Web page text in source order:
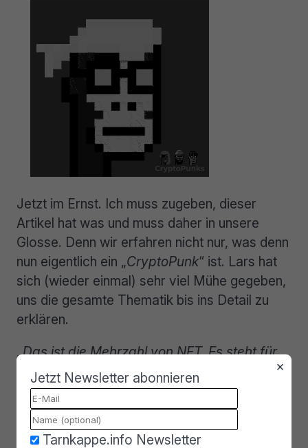
Jetzt im Ernst. Ich muss zugeben, dieser
Artikel hat was und muss daher in unsere
Glosse. Denn wir erfahren nicht nur, was denn
nun eigentlich ein „CryptoPunk“ ist. Lars hat
sich (wieder einmal) sehr viel Mühe gegeben,
uns die gesamte Thematik bis ins Detail zu
erklären.
„Das ist die Mehrzahl von NFT. Es steht für
die Abkürzung für „Non-Fungible Token“.
Jetzt ist man aber noch nicht wirklich
schlauer, oder? Nicht „fungible“ (= nicht
austauschbare) Werte können wie hier auch
×
Jetzt Newsletter abonnieren
Tarnkappe.info Newsletter